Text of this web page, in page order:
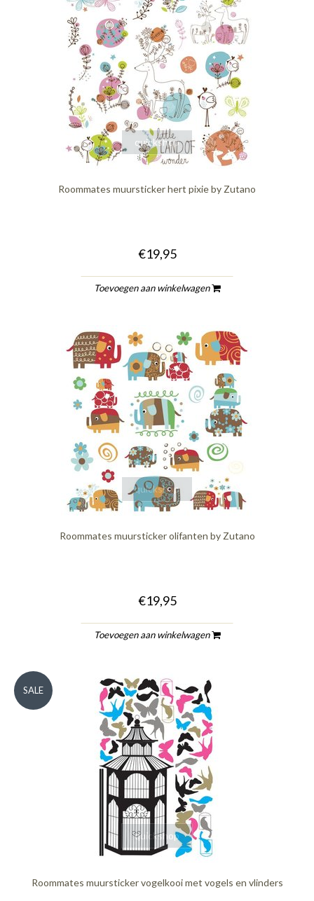
quickshop
Roommates muursticker hert pixie by Zutano
€19,95
Toevoegen aan winkelwagen
quickshop
Roommates muursticker olifanten by Zutano
€19,95
Toevoegen aan winkelwagen
quickshop
SALE
Roommates muursticker vogelkooi met vogels en vlinders